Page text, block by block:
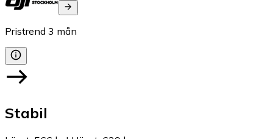
Pristrend 3 mån
Stabil